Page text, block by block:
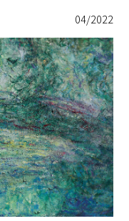
04/2022